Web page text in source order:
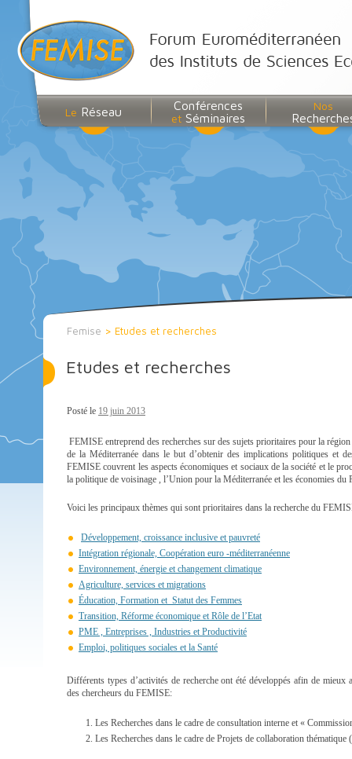
Le Réseau Conférences
et Séminaires
Nos
Femise > Etudes et recherches
Etudes et recherches
Posté le 19 juin 2013
FEMISE entreprend des recherches sur des sujets prioritaires pour la
de la Méditerranée dans le but d’obtenir des implications politiques et
FEMISE couvrent les aspects économiques et sociaux de la société et le
la politique de voisinage , l’Union pour la Méditerranée et les économies du
Voici les principaux thèmes qui sont prioritaires dans la recherche du
Développement, croissance inclusive et pauvreté
Intégration régionale, Coopération euro -méditerranéenne
Environnement, énergie et changement climatique
Agriculture, services et migrations
Éducation, Formation et Statut des Femmes
Transition, Réforme économique et Rôle de l’Etat
PME , Entreprises , Industries et Productivité
Emploi, politiques sociales et la Santé
Différents types d’activités de recherche ont été développés afin de
des chercheurs du FEMISE:
Les Recherches dans le cadre de consultation interne et «
Les Recherches dans le cadre de Projets de collaboration thématique (